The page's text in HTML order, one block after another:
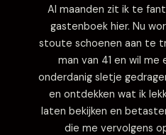
Al maanden zit ik te
gastenboek hier. Nu
stoute schoenen aan te
man van 41 en wil me
onderdanig sletje
en ontdekken wat ik
laten bekijken en
die me vervolgens